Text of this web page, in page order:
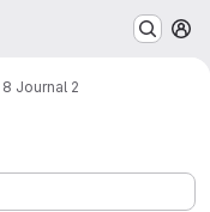
Journal 2